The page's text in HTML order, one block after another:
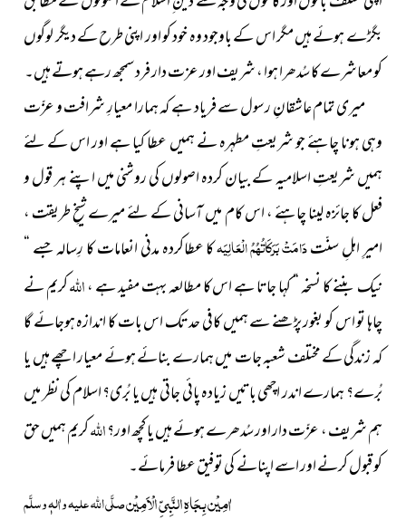
بگڑے ہوئے ہیں مگر اس کے باوجود وہ خود کو اور اپنی طرح کے دیگر لوگوں
کو معاشرے کا سُدھرا ہوا ، شریف اور عزت دار فرد سمجھ رہے ہوتے ہیں۔
میری تمام عاشقانِ رسول سے فریاد ہے کہ ہمارا معیارِ شرافت و عزّت
وہی ہونا چاہئے جو شریعتِ مطہرہ نے ہمیں عطا کیا ہے اور اس کے لئے
ہمیں شریعتِ اسلامیہ کے بیان کردہ اصولوں کی روشنی میں اپنے ہر قول و
فعل کا جائزہ لینا چاہئے ، اس کام میں آسانی کے لئے میرے شیخِ طریقت ،
امیرِ اہلِ سنّتدَامَتْ بَرَکَاتُہُمُ الْعَالِیَہکا عطاکردہ مدنی انعامات کا رِسالہ جسے “
نیک بننے کا نسخہ “ کہا جاتا ہے اس کا مطالعہ بہت مفید ہے ،اللہکریم نے
چاہا تو اس کو بغور پڑھنے سے ہمیں کافی حد تک اس بات کا اندازہ ہوجائے گا
کہ زندگی کے مختلف شعبہ جات میں ہمارے بنائے ہوئے معیار اچھے ہیں یا
بُرے؟ ہمارے اندر اچھی باتیں زیادہ پائی جاتی ہیں یا بُری؟ اسلام کی نظر میں
ہم شریف ، عزّت دار اور سُدھرے ہوئے ہیں یا کچھ اور؟اللہکریم ہمیں حق
کو قبول کرنے اور اسے اپنانے کی توفیق عطا فرمائے۔
اٰمِیْن بِجَاہِ النَّبِیِّ الْاَمِیْنصلَّی اللہ علیہ واٰلہٖ وسلَّم